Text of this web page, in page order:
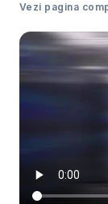
Vezi pagina